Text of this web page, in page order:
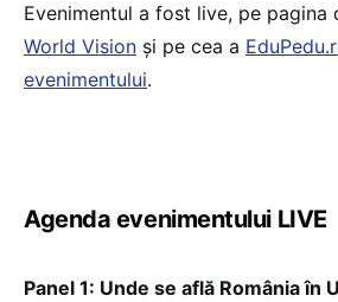
Evenimentul a fost live, pe pagina
World Vision și pe cea a
evenimentului.
Agenda evenimentului LIVE
Panel 1: Unde se află România în